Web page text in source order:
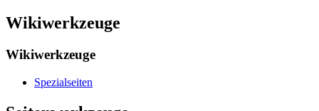
Wikiwerkzeuge
Wikiwerkzeuge
Spezialseiten